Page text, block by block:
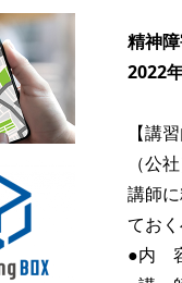
精神
2022
【講
（公
講師
てお
●内